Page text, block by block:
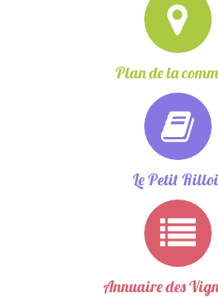
Plan de la
Le Petit
Annuaire des